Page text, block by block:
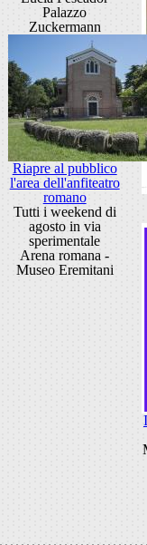
Palazzo
Zuckermann
Riapre al pubblico
l'area dell'anfiteatro
romano
Tutti i weekend di
agosto in via
sperimentale
Arena romana -
Museo Eremitani